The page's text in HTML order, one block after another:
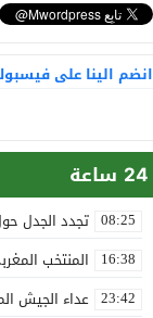
انضم الينا على
24 ساعة
08:25 تجدد الجدل
16:38 المنتخب
23:42 عداء الجيش الملكي